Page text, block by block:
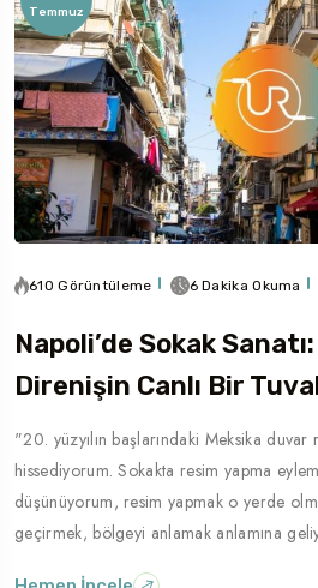
Temmuz
610 Görüntüleme 6 Dakika Okuma
Napoli’de Sokak
Direnişin Canlı Bir
"20. yüzyılın başlarındaki Meksika
hissediyorum. Sokakta resim yapma
düşünüyorum, resim yapmak o yerde
geçirmek, bölgeyi anlamak anlamına